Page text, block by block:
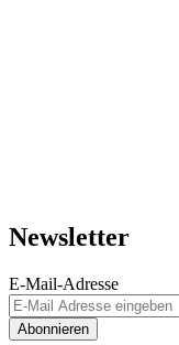
Newsletter
E-Mail-Adresse
Abonnieren